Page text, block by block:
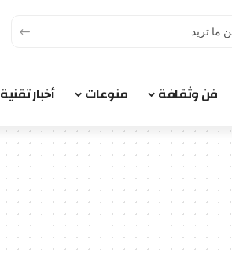
فن وثقافة منوعات أخبار تقنية